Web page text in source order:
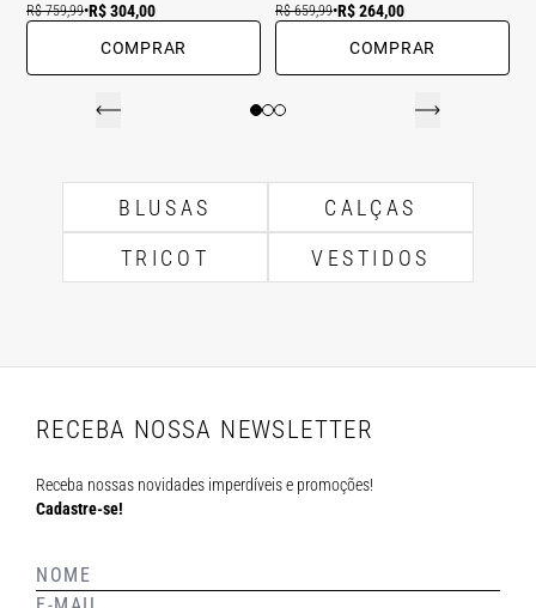
R$ 759,99•R$ 304,00
COMPRAR
R$ 659,99•R$ 264,00
COMPRAR
BLUSAS
CALÇAS
TRICOT
VESTIDOS
RECEBA NOSSA NEWSLETTER
Receba nossas novidades imperdíveis e promoções!
Cadastre-se!